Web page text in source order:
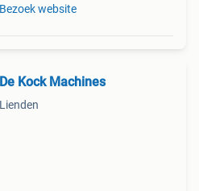
Bezoek website
De Kock Machines
Lienden